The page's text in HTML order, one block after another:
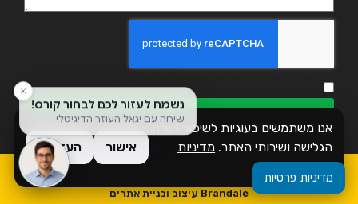
שליחה
כל הזכויות שמורות לזמן אשכול
Brandale עיצוב ובניית אתרים
אנו משתמשים בעוגיות לשיפור חוויית
הגלישה ושירותי האתר. מדיניות
פרטיות
אישור העדפות
מדיניות פרטיות